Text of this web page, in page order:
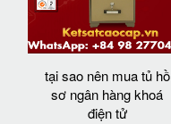
tại sao nên mua tủ hồ
sơ ngân hàng khoá
điện tử